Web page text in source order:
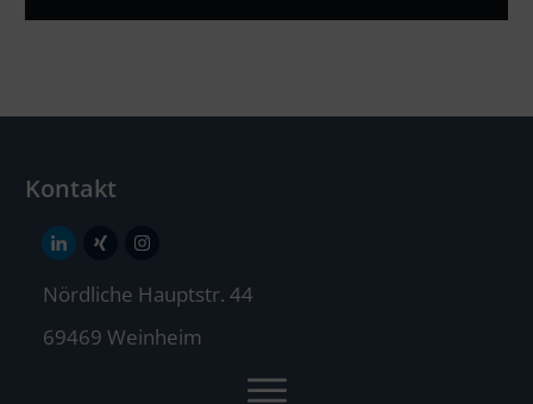
Kontakt
Nördliche Hauptstr. 44
69469 Weinheim